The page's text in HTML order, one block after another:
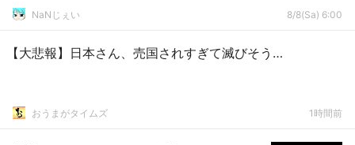
NaNじぇい 8/8(Sa) 6:00
【大悲報】日本さん、売国されすぎて滅びそう…
おうまがタイムズ 1時間前